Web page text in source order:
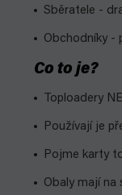
Sběratele -
Obchodníky -
Co to je?
Toploadery
Používají je
Pojme karty
Obaly mají na